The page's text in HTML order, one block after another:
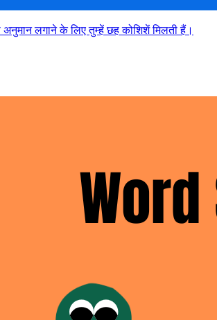
अनुमान लगाने के लिए तुम्हें छह कोशिशें मिलती हैं।